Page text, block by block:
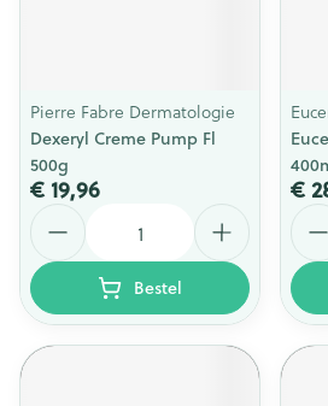
Pierre Fabre Dermatologie
Dexeryl Creme Pump Fl
500g
€ 19,96
Bestel
€